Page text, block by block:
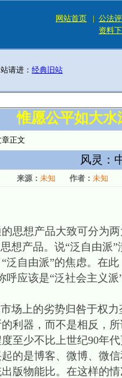
网站首页 | 公法
资料
请进： 经典旧站
惟愿公平如大
章正文
风灵：
来源： 未知 作者： 未知
想产品大致可分为两
想产品。说“泛自由派
泛自由派”的焦虑。在
呼应该是“泛社会主义
上的劣势归咎于权力
利器，而不是相反，
至少不比上世纪90年
的是博客、微博、微
版物能比。在这样的